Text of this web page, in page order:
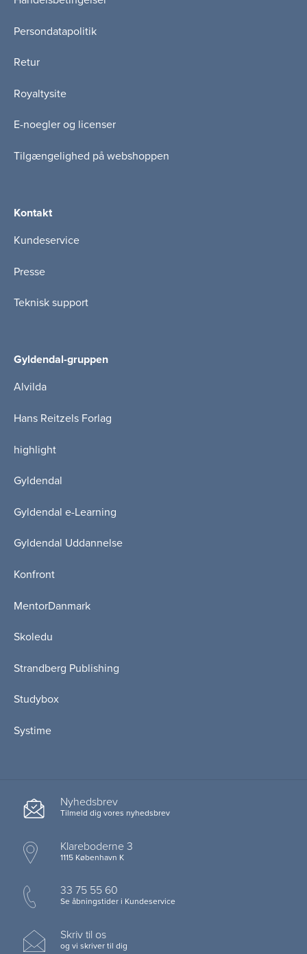
Persondatapolitik
Retur
Royaltysite
E-noegler og licenser
Tilgængelighed på webshoppen
Kontakt
Kundeservice
Presse
Teknisk support
Gyldendal-gruppen
Alvilda
Hans Reitzels Forlag
highlight
Gyldendal
Gyldendal e-Learning
Gyldendal Uddannelse
Konfront
MentorDanmark
Skoledu
Strandberg Publishing
Studybox
Systime
Nyhedsbrev
Tilmeld dig vores nyhedsbrev
Klareboderne 3
1115 København K
33 75 55 60
Se åbningstider i Kundeservice
Skriv til os
og vi skriver til dig